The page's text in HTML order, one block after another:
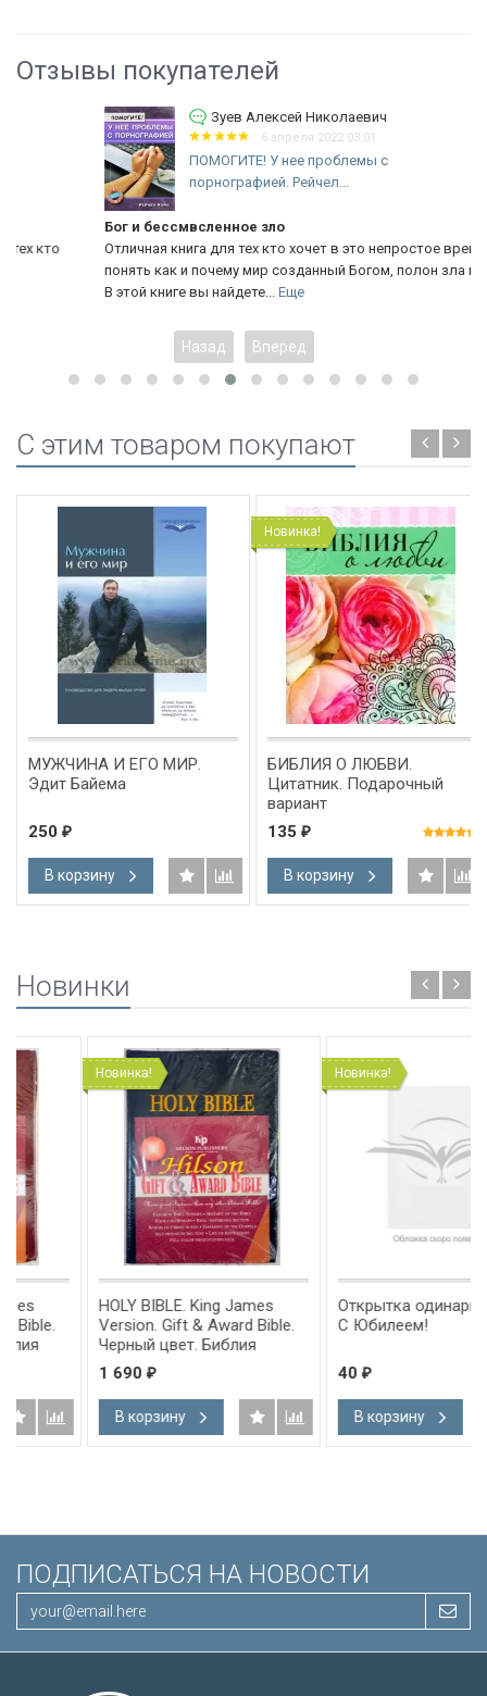
Отзывы покупателей
Зуев Алексей Николаевич
6 апреля 2022 03:01
ПОМОГИТЕ! У нее проблемы с
порнографией. Рейчел...
Бог и бессмвсленное зло
Отличная книга для тех кто хочет в это непростое время,
понять как и почему мир созданный Богом, полон зла и насилия.
В этой книге вы найдете...Еще
Назад Вперед
C этим товаром покупают
МУЖЧИНА И ЕГО МИР.
Эдит Байема
250 ₽
В корзину
Новинка!
БИБЛИЯ О ЛЮБВИ.
Цитатник. Подарочный
вариант
135 ₽
В корзину
Новинки
Новинка!
HOLY BIBLE. King James
Version. Gift & Award Bible.
Черный цвет. Библия
Короля Иакова на
английском языке.
Словарь, карты, закладка,
подарочная вкладка, слова
Иисуса выделены красным
В корзину
Новинка!
Открытка одинарная 10x15:
С Юбилеем!
В корзину
ПОДПИСАТЬСЯ НА НОВОСТИ